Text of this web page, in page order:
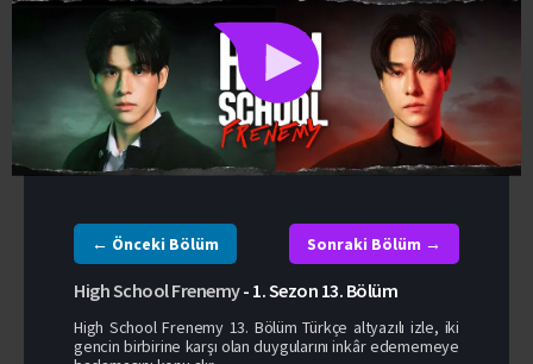
← Önceki Bölüm Sonraki Bölüm →
High School Frenemy- 1. Sezon 13. Bölüm
High School Frenemy 13. Bölüm Türkçe altyazılı izle, iki
gencin birbirine karşı olan duygularını inkâr edememeye